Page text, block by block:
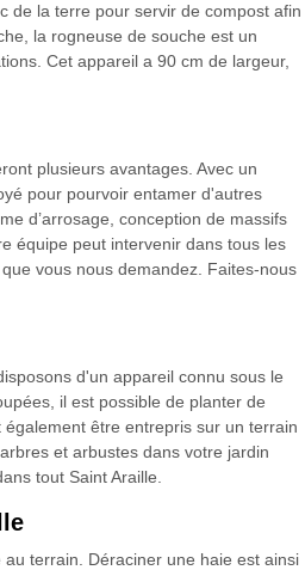
de la terre pour servir de compost afin
la rogneuse de souche est un
Cet appareil a 90 cm de largeur,
plusieurs avantages. Avec un
pour pourvoir entamer d'autres
d’arrosage, conception de massifs
équipe peut intervenir dans tous les
vous nous demandez. Faites-nous
d'un appareil connu sous le
il est possible de planter de
être entrepris sur un terrain
et arbustes dans votre jardin
tout Saint Araille.
terrain. Déraciner une haie est ainsi